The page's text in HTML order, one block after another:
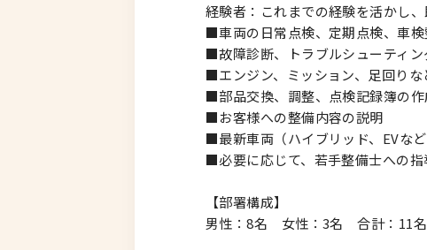
経験者：これまでの経験を活かし
■車両の日常点検、定期点検、車
■故障診断、トラブルシューティン
■エンジン、ミッション、足回りな
■部品交換、調整、点検記録簿の作
■お客様への整備内容の説明
■最新車両（ハイブリッド、EVな
■必要に応じて、若手整備士への指
【部署構成】
男性：8名 女性：3名 合計：11名